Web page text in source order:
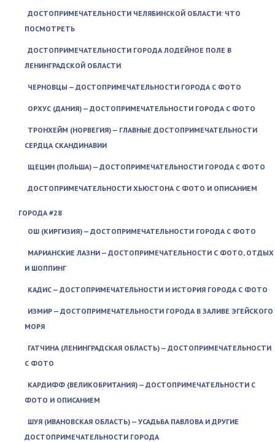
ДОСТОПРИМЕЧАТЕЛЬНОСТИ ЧЕЛЯБИНСКОЙ ОБЛАСТИ: ЧТО
ПОСМОТРЕТЬ
ДОСТОПРИМЕЧАТЕЛЬНОСТИ ГОРОДА ЛОДЕЙНОЕ ПОЛЕ В
ЛЕНИНГРАДСКОЙ ОБЛАСТИ
ЧЕРНОВЦЫ — ДОСТОПРИМЕЧАТЕЛЬНОСТИ ГОРОДА С ФОТО
ОРХУС (ДАНИЯ) — ДОСТОПРИМЕЧАТЕЛЬНОСТИ ГОРОДА С ФОТО
ТРОНХЕЙМ (НОРВЕГИЯ) — ГЛАВНЫЕ ДОСТОПРИМЕЧАТЕЛЬНОСТИ
СЕРДЦА СКАНДИНАВИИ
ЩЕЦИН (ПОЛЬША) — ДОСТОПРИМЕЧАТЕЛЬНОСТИ ГОРОДА С ФОТО
ДОСТОПРИМЕЧАТЕЛЬНОСТИ ХЬЮСТОНА С ФОТО И ОПИСАНИЕМ
ГОРОДА #28
ОШ (КИРГИЗИЯ) — ДОСТОПРИМЕЧАТЕЛЬНОСТИ ГОРОДА С ФОТО
МАРИАНСКИЕ ЛАЗНИ — ДОСТОПРИМЕЧАТЕЛЬНОСТИ С ФОТО, ОТДЫХ
И ШОППИНГ
КАДИС — ДОСТОПРИМЕЧАТЕЛЬНОСТИ И ИСТОРИЯ ГОРОДА С ФОТО
ИЗМИР — ДОСТОПРИМЕЧАТЕЛЬНОСТИ ГОРОДА В ЗАЛИВЕ ЭГЕЙСКОГО
МОРЯ
ГАТЧИНА (ЛЕНИНГРАДСКАЯ ОБЛАСТЬ) — ДОСТОПРИМЕЧАТЕЛЬНОСТИ
С ФОТО
КАРДИФФ (ВЕЛИКОБРИТАНИЯ) — ДОСТОПРИМЕЧАТЕЛЬНОСТИ С
ФОТО И ОПИСАНИЕМ
ШУЯ (ИВАНОВСКАЯ ОБЛАСТЬ) — УСАДЬБА ПАВЛОВА И ДРУГИЕ
ДОСТОПРИМЕЧАТЕЛЬНОСТИ ГОРОДА